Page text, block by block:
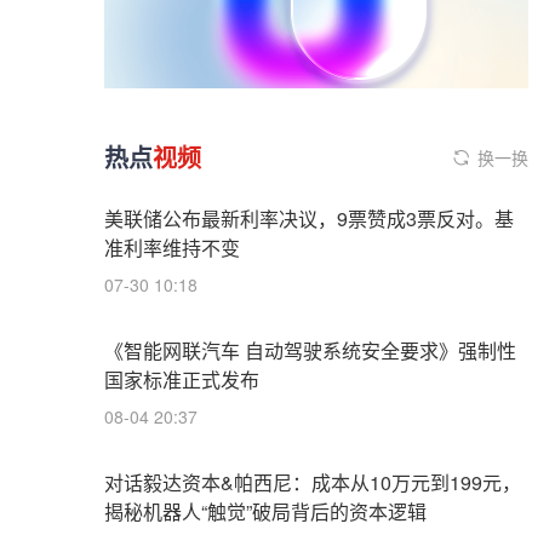
热点视频 换一换
美联储公布最新利率决议，9票赞成3票反对。基
准利率维持不变
07-30 10:18
《智能网联汽车 自动驾驶系统安全要求》强制性
国家标准正式发布
08-04 20:37
对话毅达资本&帕西尼：成本从10万元到199元，
揭秘机器人“触觉”破局背后的资本逻辑